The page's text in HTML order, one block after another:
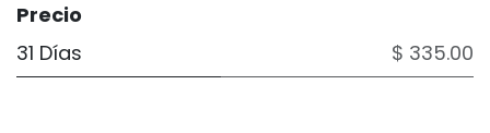
Precio
31 Días
$ 335.00